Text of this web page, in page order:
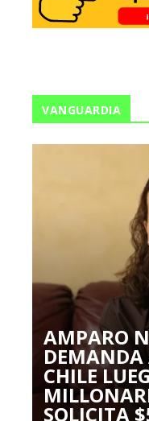
VANGUARDIA
AMPARO
DEMANDA
CHILE
SOLICITA